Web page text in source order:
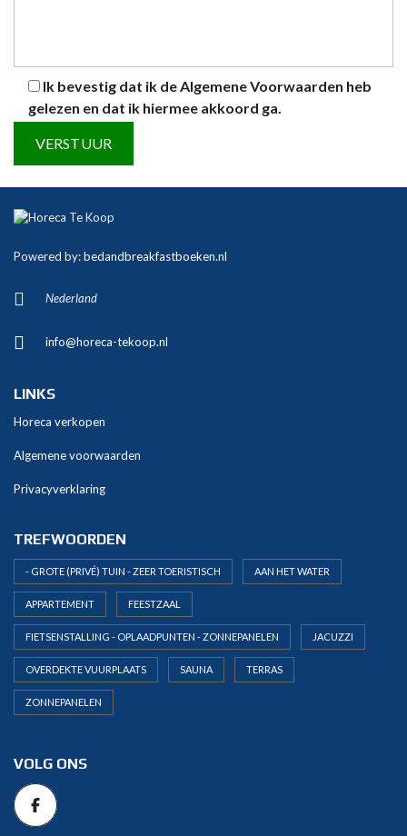
Ik bevestig dat ik deAlgemene Voorwaarden heb
gelezen en dat ik hiermee akkoord ga.
l
e
n
t
v
e
Powered by:bedandbreakfastboeken.nl
Nederland
info@horeca-tekoop.nl
LINKS
Horeca verkopen
Algemene voorwaarden
Privacyverklaring
TREFWOORDEN
- GROTE (PRIVÉ) TUIN - ZEER TOERISTISCH AAN HET WATER
APPARTEMENT FEESTZAAL
FIETSENSTALLING - OPLAADPUNTEN - ZONNEPANELEN JACUZZI
OVERDEKTE VUURPLAATS SAUNA TERRAS
ZONNEPANELEN
VOLG ONS